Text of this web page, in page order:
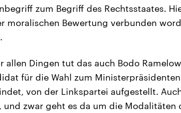
zum Begriff des Rechtsstaates.
moralischen Bewertung verbunden
allen Dingen tut das auch Bodo
für die Wahl zum
von der Linkspartei aufgestellt.
zwar geht es da um die Modalitäten